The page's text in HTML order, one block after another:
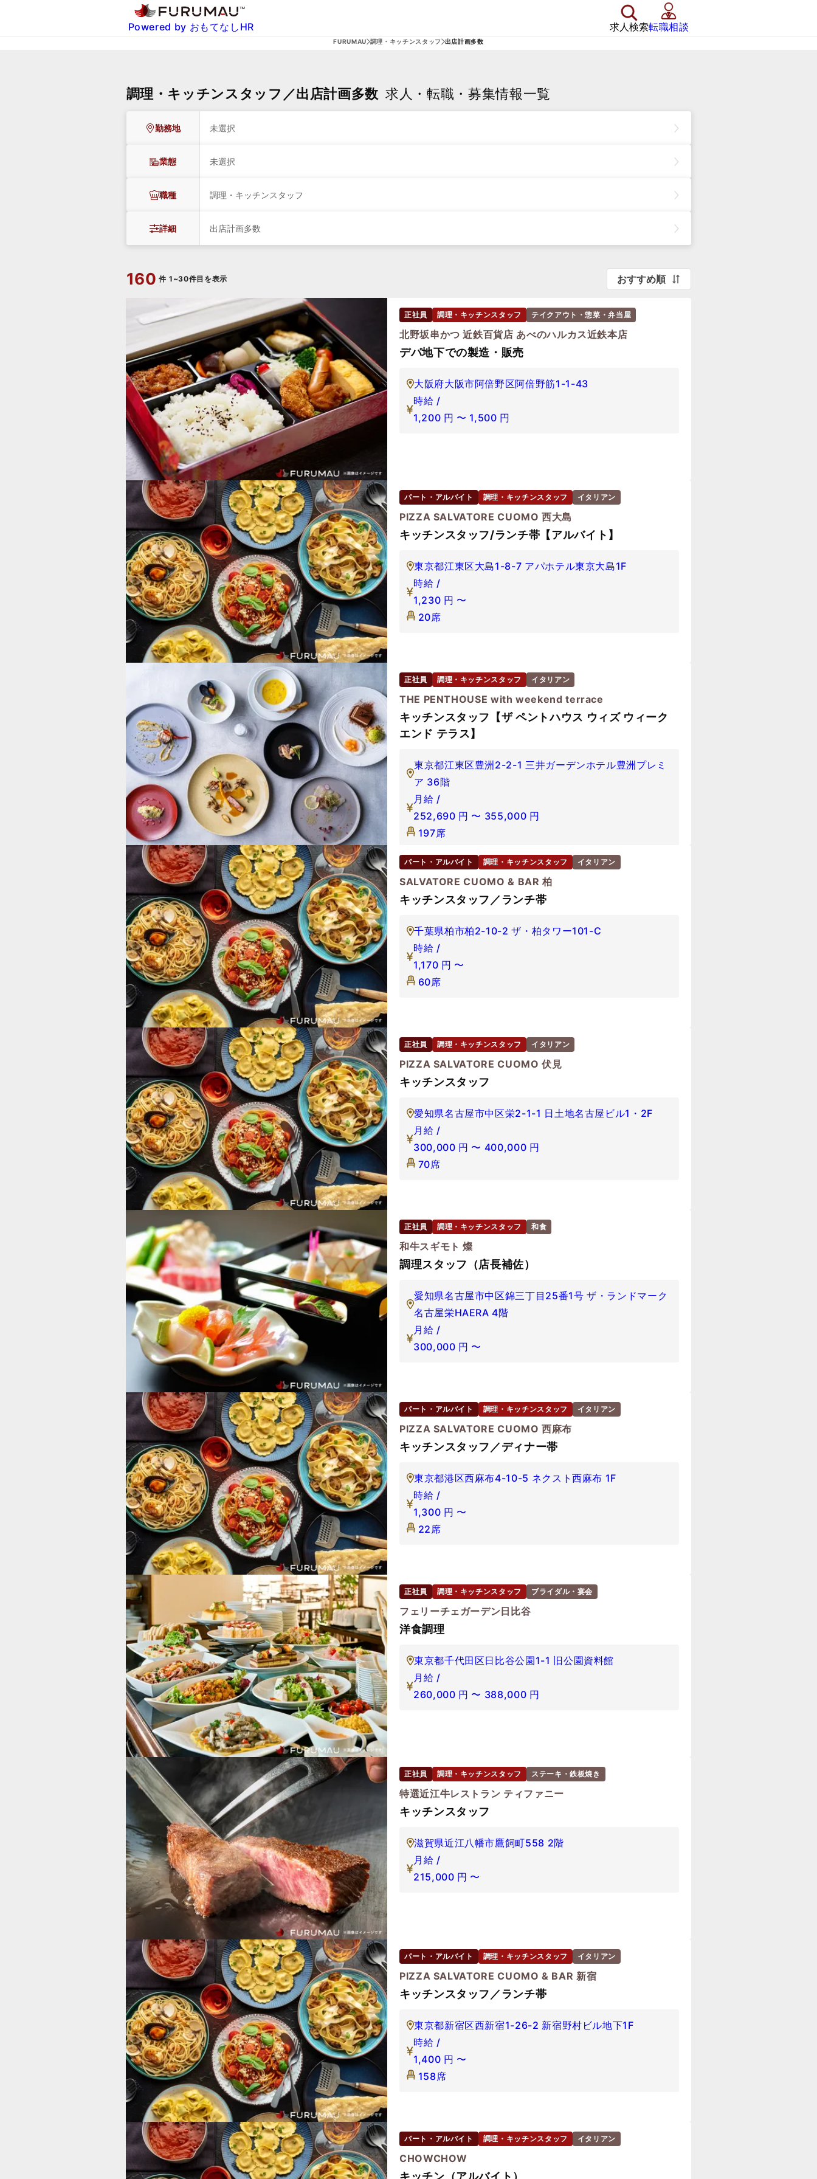
Powered by おもてなしHR 求人検索転職相談
FURUMAU 調理・キッチンスタッフ 出店計画多数
調理・キッチンスタッフ／出店計画多数 求人・転職・募集情報一覧
勤務地 未選択
業態 未選択
職種 調理・キッチンスタッフ
詳細 出店計画多数
160 件 1~30件目を表示 おすすめ順
正社員 調理・キッチンスタッフ テイクアウト・惣菜・弁当屋
北野坂串かつ 近鉄百貨店 あべのハルカス近鉄本店
デパ地下での製造・販売
大阪府大阪市阿倍野区阿倍野筋1-1-43
時給 /
1,200 円 〜 1,500 円
パート・アルバイト 調理・キッチンスタッフ イタリアン
PIZZA SALVATORE CUOMO 西大島
キッチンスタッフ/ランチ帯【アルバイト】
東京都江東区大島1-8-7 アパホテル東京大島1F
時給 /
1,230 円 〜
20席
正社員 調理・キッチンスタッフ イタリアン
THE PENTHOUSE with weekend terrace
キッチンスタッフ【ザ ペントハウス ウィズ ウィーク
エンド テラス】
東京都江東区豊洲2-2-1 三井ガーデンホテル豊洲プレミ
ア 36階
月給 /
252,690 円 〜 355,000 円
197席
パート・アルバイト 調理・キッチンスタッフ イタリアン
SALVATORE CUOMO & BAR 柏
キッチンスタッフ／ランチ帯
千葉県柏市柏2-10-2 ザ・柏タワー101-C
時給 /
1,170 円 〜
60席
正社員 調理・キッチンスタッフ イタリアン
PIZZA SALVATORE CUOMO 伏見
キッチンスタッフ
愛知県名古屋市中区栄2-1-1 日土地名古屋ビル1・2F
月給 /
300,000 円 〜 400,000 円
70席
正社員 調理・キッチンスタッフ 和食
和牛スギモト 燦
調理スタッフ（店長補佐）
愛知県名古屋市中区錦三丁目25番1号 ザ・ランドマーク
名古屋栄HAERA 4階
月給 /
300,000 円 〜
パート・アルバイト 調理・キッチンスタッフ イタリアン
PIZZA SALVATORE CUOMO 西麻布
キッチンスタッフ／ディナー帯
東京都港区西麻布4-10-5 ネクスト西麻布 1F
時給 /
1,300 円 〜
22席
正社員 調理・キッチンスタッフ ブライダル・宴会
フェリーチェガーデン日比谷
洋食調理
東京都千代田区日比谷公園1-1 旧公園資料館
月給 /
260,000 円 〜 388,000 円
正社員 調理・キッチンスタッフ ステーキ・鉄板焼き
特選近江牛レストラン ティファニー
キッチンスタッフ
滋賀県近江八幡市鷹飼町558 2階
月給 /
215,000 円 〜
パート・アルバイト 調理・キッチンスタッフ イタリアン
PIZZA SALVATORE CUOMO & BAR 新宿
キッチンスタッフ／ランチ帯
東京都新宿区西新宿1-26-2 新宿野村ビル地下1F
時給 /
1,400 円 〜
158席
パート・アルバイト 調理・キッチンスタッフ イタリアン
CHOWCHOW
キッチン（アルバイト）